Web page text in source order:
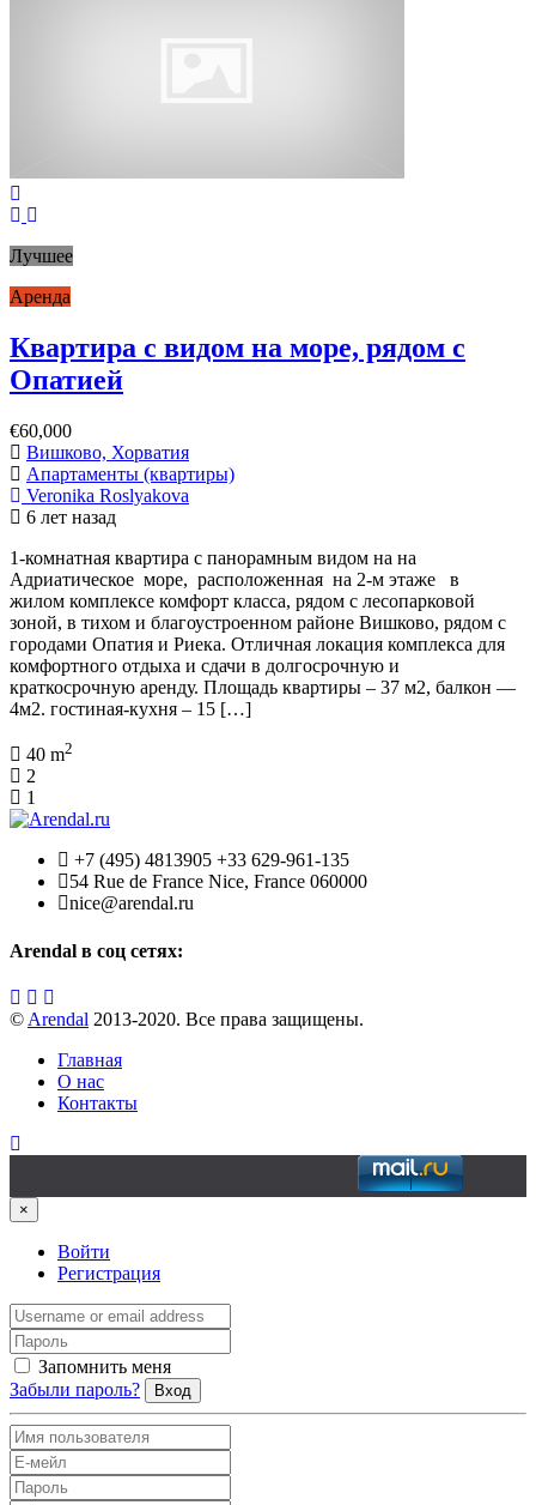
Лучшее
Аренда
Квартира с видом на море, рядом с
Опатией
€60,000
Вишково, Хорватия
Апартаменты (квартиры)
Veronika Roslyakova
6 лет назад
1-комнатная квартира с панорамным видом на на
Адриатическое море, расположенная на 2-м этаже в
жилом комплексе комфорт класса, рядом с лесопарковой
зоной, в тихом и благоустроенном районе Вишково, рядом с
городами Опатия и Риека. Отличная локация комплекса для
комфортного отдыха и сдачи в долгосрочную и
краткосрочную аренду. Площадь квартиры – 37 м2, балкон —
4м2. гостиная-кухня – 15 […]
40 m2
2
1
+7 (495) 4813905 +33 629-961-135
54 Rue de France Nice, France 060000
nice@arendal.ru
Arendal в соц сетях:
© Arendal 2013-2020. Все права защищены.
Главная
О нас
Контакты
×
Войти
Регистрация
Запомнить меня
Забыли пароль?
Вход